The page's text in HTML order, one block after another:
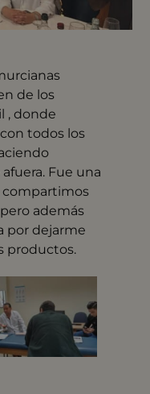
de los
, donde
todos los
Fue una
compartimos
además
por dejarme
productos.